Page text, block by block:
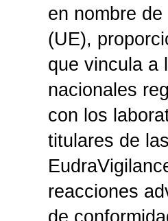
en nombre
(UE),
que vincula a
nacionales
con los
titulares de
reacciones
de